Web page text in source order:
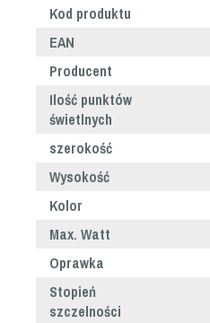
Kod produktu
EAN
Producent
Ilość punktów
świetlnych
szerokość
Wysokość
Kolor
Max. Watt
Oprawka
Stopień
szczelności